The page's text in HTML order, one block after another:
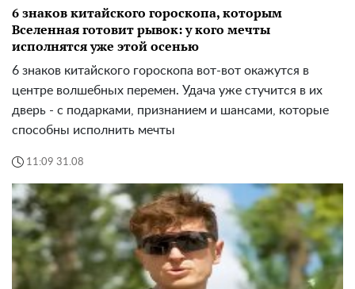
6 знаков китайского гороскопа, которым
Вселенная готовит рывок: у кого мечты
исполнятся уже этой осенью
6 знаков китайского гороскопа вот-вот окажутся в
центре волшебных перемен. Удача уже стучится в их
дверь - с подарками, признанием и шансами, которые
способны исполнить мечты
11:09 31.08